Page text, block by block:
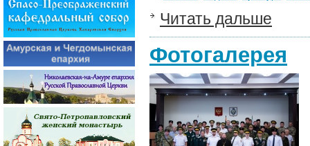
Читать дальше
Фотогалерея